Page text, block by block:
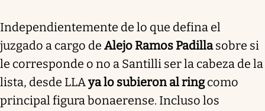
Independientemente de lo que defina el
juzgado a cargo de Alejo Ramos Padillasobre si
le corresponde o no a Santilli ser la cabeza de la
lista, desde LLAya lo subieron al ringcomo
principal figura bonaerense. Incluso los